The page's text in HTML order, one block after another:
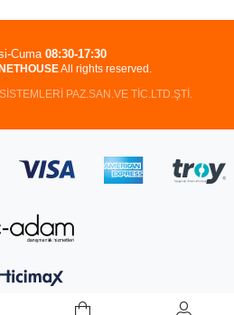
NETHOUSEAll rights reserved.
PAZ.SAN.VE TİC.LTD.ŞTİ.
Cuma 08:30-17:30